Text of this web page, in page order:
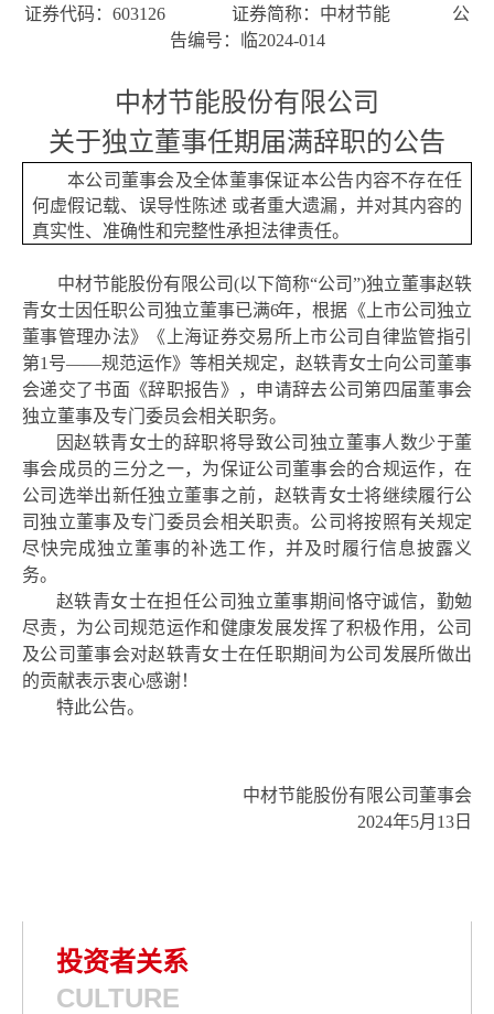
证券代码： 603126 证券简称：中材节能
公
告编号：临2024-014
中材节能股份有限公司
关于独立董事任期届满辞职的公告
本公司董事会及全体董事保证本公告内容不存在任
何虚假记载、误导性陈述 或者重大遗漏，并对其内容的
真实性、准确性和完整性承担法律责任。
中材节能股份有限公司(以下简称“公司”)独立董事赵轶
青女士因任职公司独立董事已满6年，根据《上市公司独立
董事管理办法》
《上海证券交易所上市公司自律监管指引
第1号——规范运作》 等相关规定， 赵轶青女士向公司董事
会递交了书面《辞职报告》，申请辞去公司第四届董事会
独立董事及专门委员会相关职务。
因赵轶青女士的辞职将导致公司独立董事人数少于董
事会成员的三分之一，为保证公司董事会的合规运作，在
公司选举出新任独立董事之前， 赵轶青女士将继续履行公
司独立董事及专门委员会相关职责。公司将按照有关规定
尽快完成独立董事的补选工作，并及时履行信息披露义
务。
赵轶青女士在担任公司独立董事期间恪守诚信，勤勉
尽责，为公司规范运作和健康发展发挥了积极作用，公司
及公司董事会对赵轶青女士在任职期间为公司发展所做出
的贡献表示衷心感谢！
特此公告。
中材节能股份有限公司董事会
2024年5月 13 日
投资者关系
CULTURE